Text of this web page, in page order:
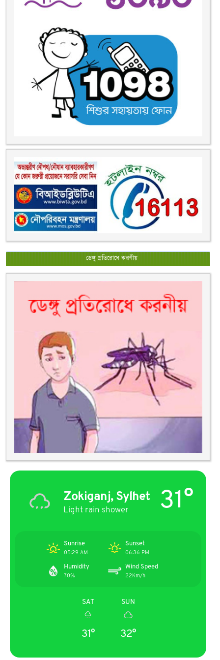
ডেঙ্গু প্রতিরোধে করণীয়
Zokiganj, Sylhet
Light rain shower 31°
Sunrise
05:29 AM
Sunset
06:36 PM
Humidity
70%
Wind Speed
22Km/h
SAT
31°
SUN
32°